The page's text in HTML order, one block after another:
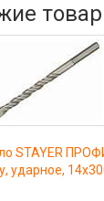
STAYER
ударное,